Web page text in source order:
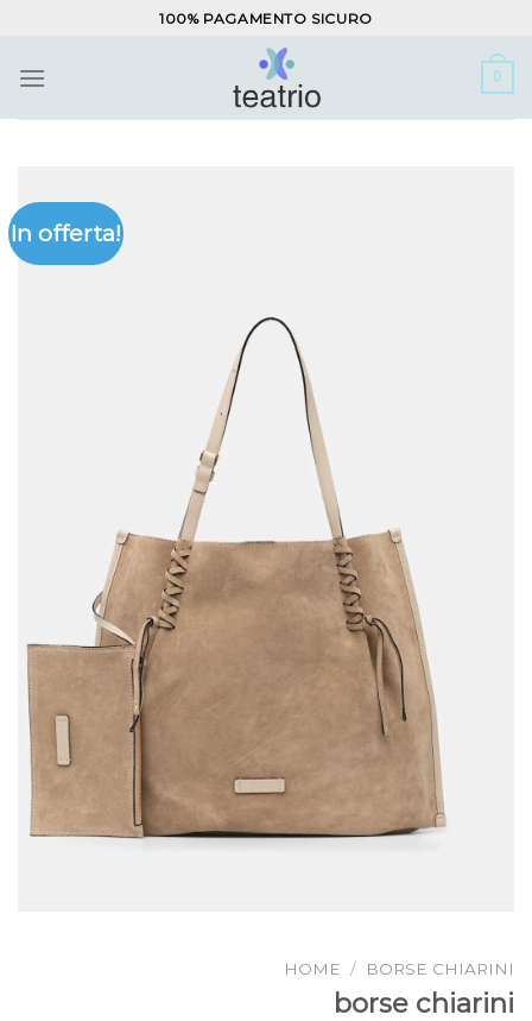
contenuti
100% PAGAMENTO SICURO
0
In offerta!
HOME / BORSE CHIARINI
borse chiarini